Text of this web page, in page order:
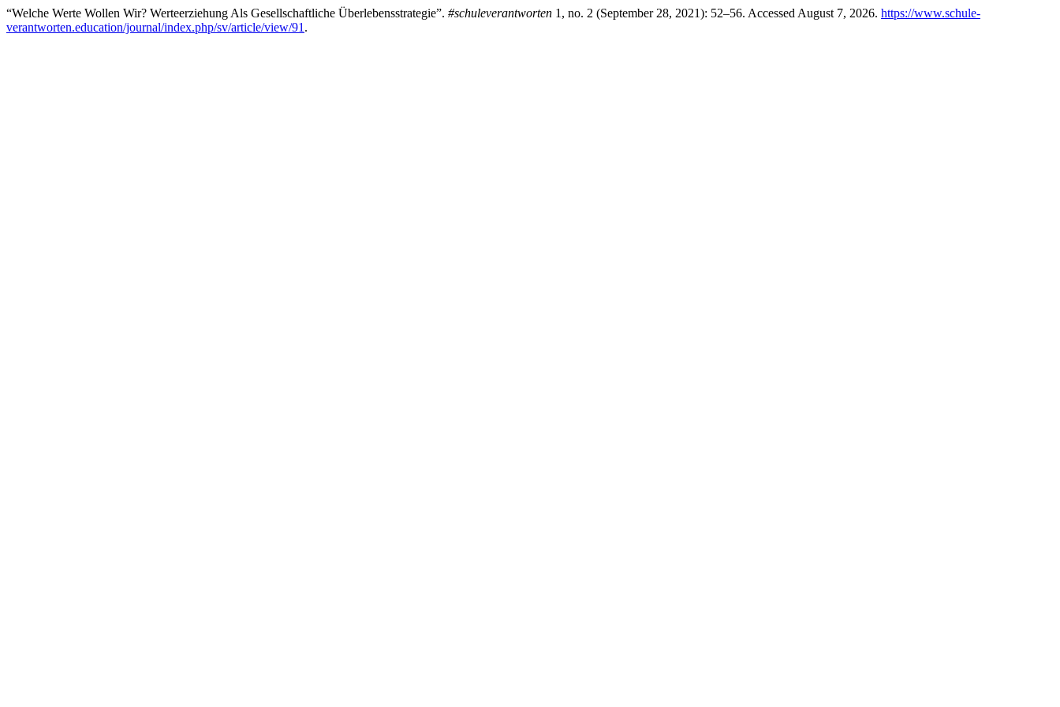
“Welche Werte Wollen Wir? Werteerziehung Als Gesellschaftliche Überlebensstrategie”. #schuleverantworten 1, no. 2 (September 28, 2021): 52–56. Accessed August 7, 2026. https://www.schule-
verantworten.education/journal/index.php/sv/article/view/91 .